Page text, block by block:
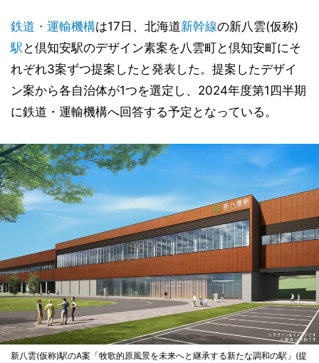
鉄道・運輸機構は17日、北海道新幹線の新八雲(仮称)
駅 と倶知安駅のデザイン素案を八雲町と倶知安町にそ
れぞれ3案ずつ提案したと発表した。提案したデザイ
ン案から各自治体が1つを選定し、2024年度第1四半期
に鉄道・運輸機構へ回答する予定となっている。
新八雲(仮称)駅のA案「牧歌的原風景を未来へと継承する新たな調和の駅」(提